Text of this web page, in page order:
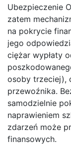
Ubezpieczenie
zatem
na pokrycie
jego
ciężar wypłaty
osoby trzeciej),
przewoźnika.
samodzielnie
naprawieniem
zdarzeń może
finansowych.